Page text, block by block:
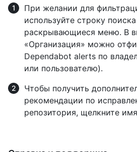
При желании для
используйте строку
раскрывающиеся меню. В
«Организация» можно
Dependabot alerts по
или пользователю).
Чтобы получить
рекомендации по
репозитория, щелкните